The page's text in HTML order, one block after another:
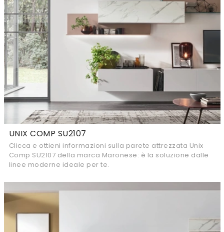
UNIX COMP SU2107
Clicca e ottieni informazioni sulla parete attrezzata Unix
Comp SU2107 della marca Maronese: è la soluzione dalle
linee moderne ideale per te.